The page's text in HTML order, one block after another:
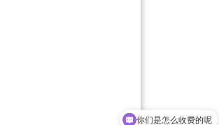
你们是怎么收费的呢